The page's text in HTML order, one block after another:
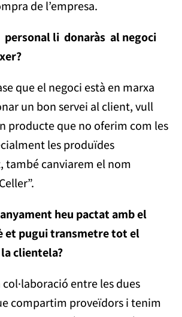
de l’empresa.
personal li donaràs al negoci
que el negoci està en marxa
un bon servei al client, vull
producte que no oferim com les
les produïdes
també canviarem el nom
heu pactat amb el
et pugui transmetre tot el
clientela?
entre les dues
compartim proveïdors i tenim